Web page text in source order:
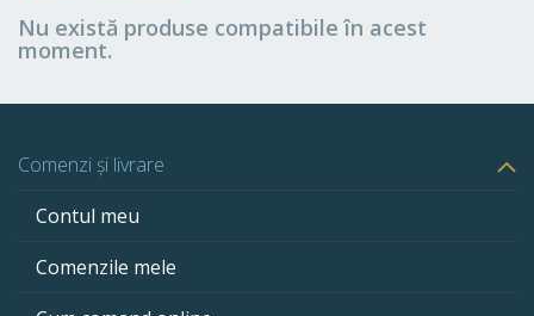
Nu există produse compatibile în acest
moment.
Comenzi și livrare
Contul meu
Comenzile mele